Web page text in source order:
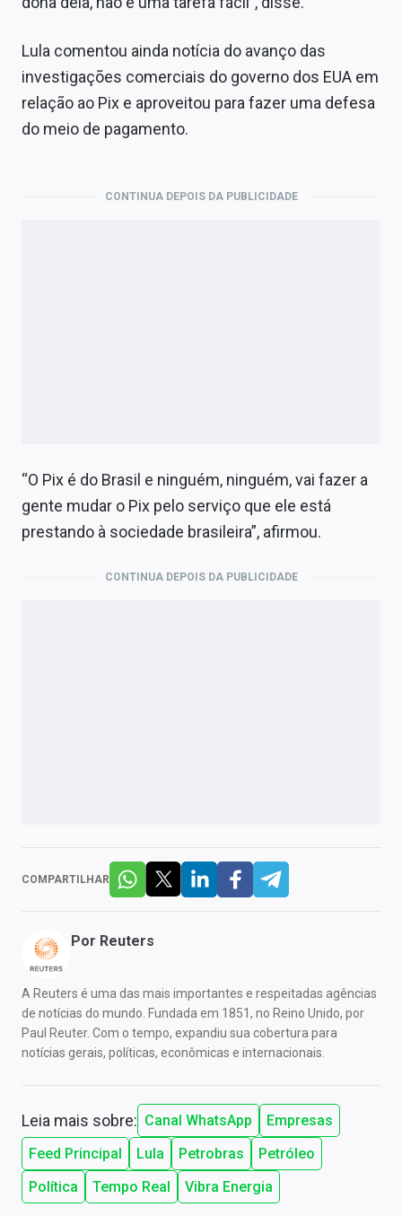
Lula comentou ainda notícia do avanço das
investigações comerciais do governo dos EUA em
relação ao Pix e aproveitou para fazer uma defesa
do meio de pagamento.
CONTINUA DEPOIS DA PUBLICIDADE
“O Pix é do Brasil e ninguém, ninguém, vai fazer a
gente mudar o Pix pelo serviço que ele está
prestando à sociedade brasileira”, afirmou.
CONTINUA DEPOIS DA PUBLICIDADE
COMPARTILHAR
Por Reuters
A Reuters é uma das mais importantes e respeitadas agências
de notícias do mundo. Fundada em 1851, no Reino Unido, por
Paul Reuter. Com o tempo, expandiu sua cobertura para
notícias gerais, políticas, econômicas e internacionais.
Leia mais sobre: Canal WhatsApp
Empresas
Feed Principal
Lula Petrobras
Petróleo
Política
Tempo Real Vibra Energia